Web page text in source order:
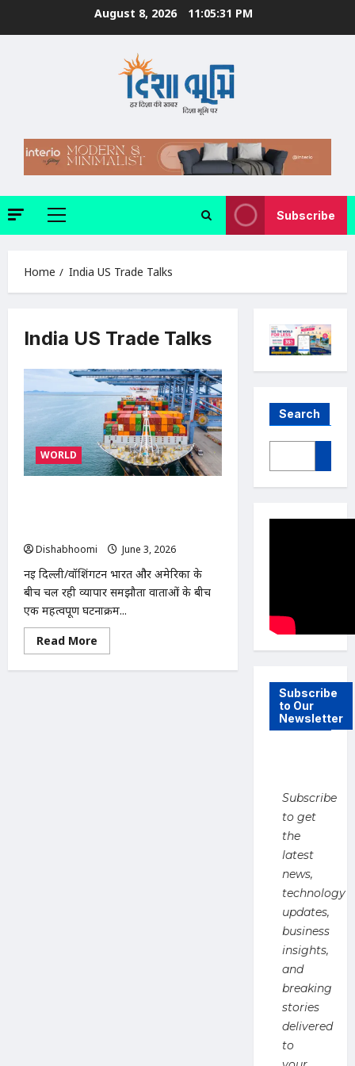
August 8, 2026 11:05:32 PM
Primary
Subscribe
Home India US Trade Talks
India US Trade Talks
WORLD
Dishabhoomi
June 3, 2026
नई दिल्ली/वॉशिंगटन भारत और अमेरिका के
बीच चल रही व्यापार समझौता वार्ताओं के बीच
एक महत्वपूर्ण घटनाक्रम...
Read More
more
भारत
Search
Subscribe
to Our
Newsletter
Subscribe
to get
the
latest
news,
technology
updates,
business
insights,
and
breaking
stories
delivered
to